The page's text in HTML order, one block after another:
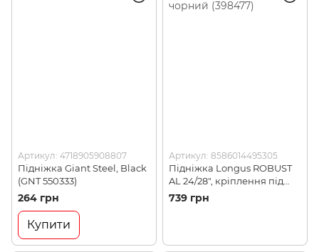
Артикул: 4718905908807
Підніжка Giant Steel, Black
(GNT 550333)
264 грн
Купити
Артикул: 8586014495305
Підніжка Longus ROBUST
AL 24/28", кріплення під
раму, чорний (398477)
739 грн